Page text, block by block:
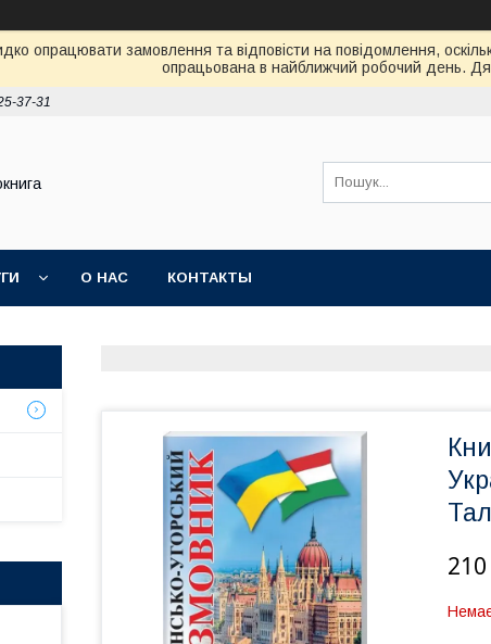
опрацювати замовлення та відповісти на повідомлення,
опрацьована в найближчий робочий день.
37-31
О НАС КОНТАКТЫ